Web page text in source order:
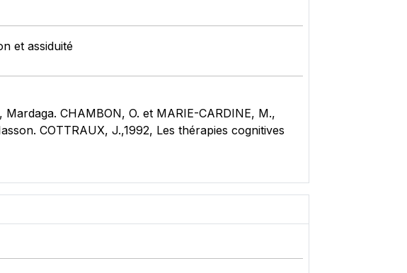
et assiduité
CHAMBON, O. et MARIE-CARDINE, M.,
COTTRAUX, J.,1992, Les thérapies cognitives